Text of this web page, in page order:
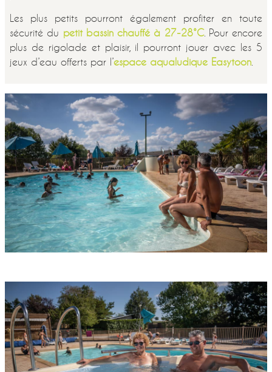
Les plus petits pourront également profiter en toute
sécurité du petit bassin chauffé à 27-28°C. Pour encore
plus de rigolade et plaisir, il pourront jouer avec les 5
jeux d’eau offerts par l’espace aqualudique Easytoon